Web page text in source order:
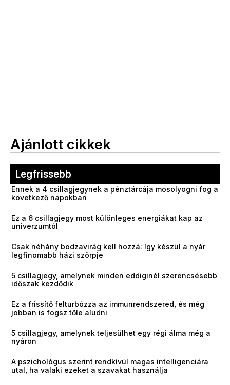
Ajánlott cikkek
Legfrissebb
Ennek a 4 csillagjegynek a pénztárcája mosolyogni fog a
következő napokban
Ez a 6 csillagjegy most különleges energiákat kap az
univerzumtól
Csak néhány bodzavirág kell hozzá: így készül a nyár
legfinomabb házi szörpje
5 csillagjegy, amelynek minden eddiginél szerencsésebb
időszak kezdődik
Ez a frissítő felturbózza az immunrendszered, és még
jobban is fogsz tőle aludni
5 csillagjegy, amelynek teljesülhet egy régi álma még a
nyáron
A pszichológus szerint rendkívül magas intelligenciára
utal, ha valaki ezeket a szavakat használja